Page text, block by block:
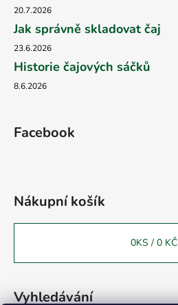
20.7.2026
Jak správně skladovat čaj
23.6.2026
Historie čajových sáčků
8.6.2026
Facebook
Nákupní košík
0KS / 0 KČ
Vyhledávání